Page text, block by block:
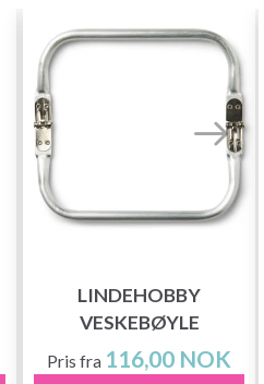
LINDEHOBBY
VESKEBØYLE
Pris fra 116,00 NOK